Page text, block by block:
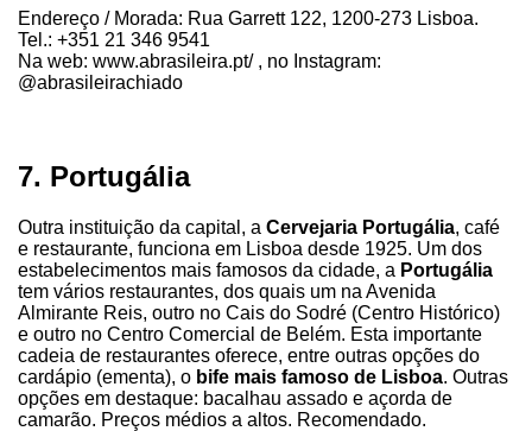
Endereço / Morada: Rua Garrett 122, 1200-273 Lisboa.
Tel.: +351 21 346 9541
Na web: www.abrasileira.pt/ , no Instagram:
@abrasileirachiado
7. Portugália
Outra instituição da capital, a Cervejaria Portugália, café
e restaurante, funciona em Lisboa desde 1925. Um dos
estabelecimentos mais famosos da cidade, a Portugália
tem vários restaurantes, dos quais um na Avenida
Almirante Reis, outro no Cais do Sodré (Centro Histórico)
e outro no Centro Comercial de Belém. Esta importante
cadeia de restaurantes oferece, entre outras opções do
cardápio (ementa), o bife mais famoso de Lisboa. Outras
opções em destaque: bacalhau assado e açorda de
camarão. Preços médios a altos. Recomendado.